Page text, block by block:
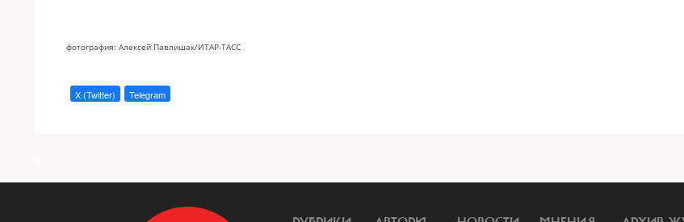
фотография: Алексей Павлишак/ИТАР-ТАСС
X (Twitter) Telegram